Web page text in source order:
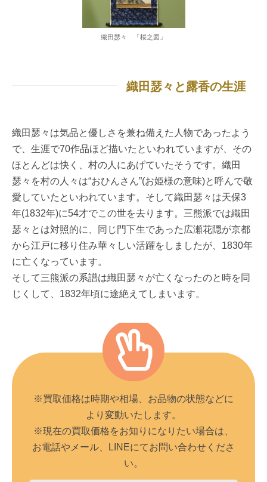
織田瑟々 「桜之図」
織田瑟々と露香の生涯
織田瑟々は気品と優しさを兼ね備えた人物であったよう
で、生涯で70作品ほど描いたといわれていますが、その
ほとんどは快く、村の人にあげていたそうです。織田
瑟々を村の人々は“おひんさん”(お姫様の意味)と呼んで敬
愛していたといわれています。そして織田瑟々は天保3
年(1832年)に54才でこの世を去ります。三熊派では織田
瑟々とは対照的に、同じ門下生であった広瀬花隠が京都
から江戸に移り住み華々しい活躍をしましたが、1830年
に亡くなっています。
そして三熊派の系譜は織田瑟々が亡くなったのと時を同
じくして、1832年頃に途絶えてしまいます。
※買取価格は時期や相場、お品物の状態などに
より変動いたします。
※現在の買取価格をお知りになりたい場合は、
お電話やメール、LINEにてお問い合わせくださ
い。